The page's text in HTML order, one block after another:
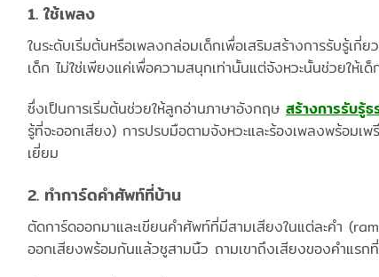
1. ใช้เพลง
ในระดับเริ่มต้นหรือเพลงกล่อมเด็กเพื่อเสริมสร้างการรับรู้เ
เด็ก ไม่ใช่เพียงแค่เพื่อความสนุกเท่านั้นแต่จังหวะนั้นช่วยให้เ
ซึ่งเป็นการเริ่มต้นช่วยให้ลูกอ่านภาษาอังกฤษ สร้างการรับรู้
รู้ที่จะออกเสียง) การปรบมือตามจังหวะและร้องเพลงพร้อม
เยี่ยม
2. ทำการ์ดคำศัพท์ที่บ้าน
ตัดการ์ดออกมาและเขียนคำศัพท์ที่มีสามเสียงในแต่ละคำ
ออกเสียงพร้อมกันแล้วชูสามนิ้ว ถามเขาถึงเสียงของคำแร